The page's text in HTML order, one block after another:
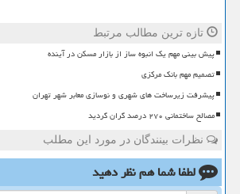
تازه ترین مطالب مرتبط
پیش بینی مهم یک انبوه ساز از بازار مسکن در آینده
تصمیم مهم بانک مرکزی
پیشرفت زیرساخت های شهری و نوسازی معابر شهر تهران
مصالح ساختمانی ۲۷۰ درصد گران گردید
نظرات بینندگان در مورد این مطلب
لطفا شما همنظر دهید